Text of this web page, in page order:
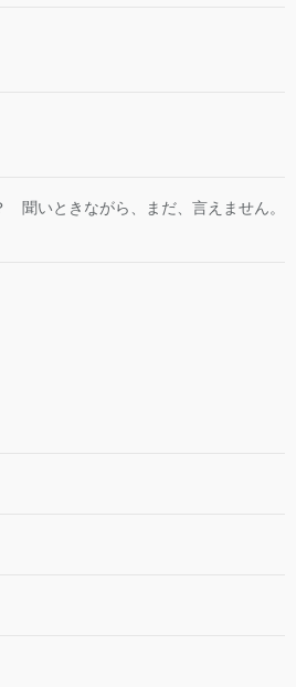
聞いときながら、まだ、言えません。